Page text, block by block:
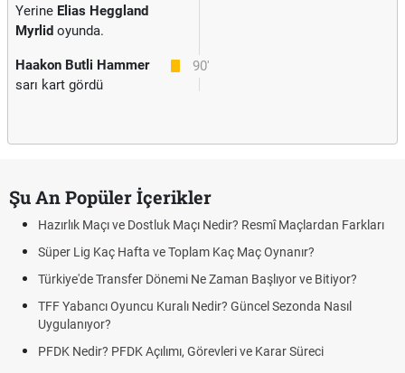
Yerine Elias Heggland
Myrlid oyunda.
90'
Haakon Butli Hammer
sarı kart gördü
Şu An Popüler İçerikler
Hazırlık Maçı ve Dostluk Maçı Nedir? Resmî Maçlardan Farkları
Süper Lig Kaç Hafta ve Toplam Kaç Maç Oynanır?
Türkiye'de Transfer Dönemi Ne Zaman Başlıyor ve Bitiyor?
TFF Yabancı Oyuncu Kuralı Nedir? Güncel Sezonda Nasıl
Uygulanıyor?
PFDK Nedir? PFDK Açılımı, Görevleri ve Karar Süreci